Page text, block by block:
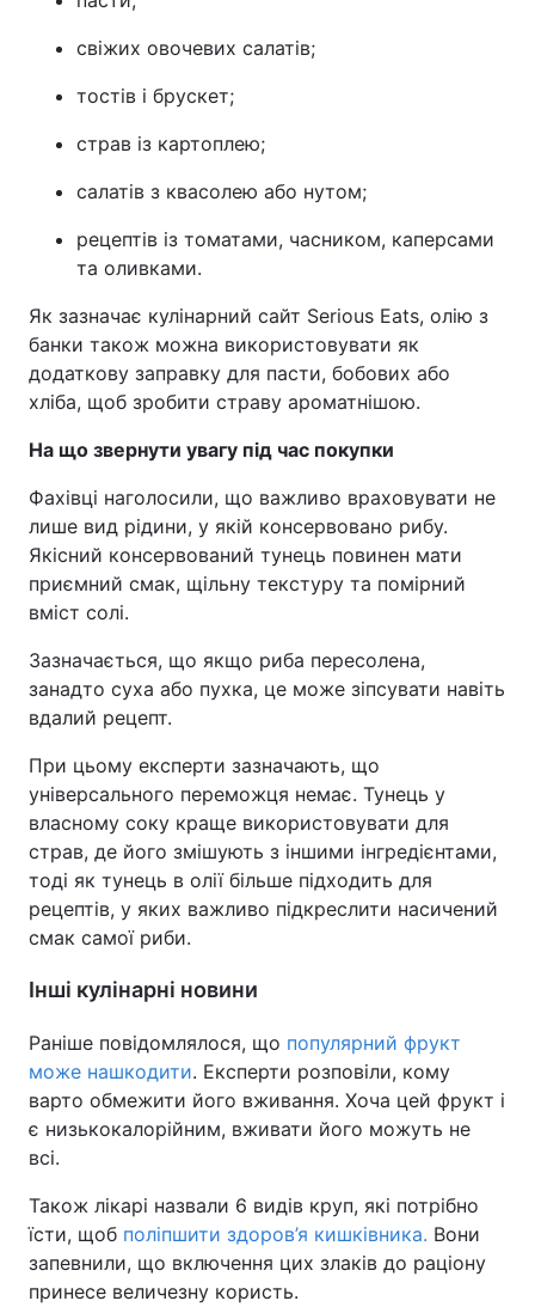
свіжих овочевих салатів;
тостів і брускет;
страв із картоплею;
салатів з квасолею або нутом;
рецептів із томатами, часником, каперсами
та оливками.
Як зазначає кулінарний сайт Serious Eats, олію з
банки також можна використовувати як
додаткову заправку для пасти, бобових або
хліба, щоб зробити страву ароматнішою.
На що звернути увагу під час покупки
Фахівці наголосили, що важливо враховувати не
лише вид рідини, у якій консервовано рибу.
Якісний консервований тунець повинен мати
приємний смак, щільну текстуру та помірний
вміст солі.
Зазначається, що якщо риба пересолена,
занадто суха або пухка, це може зіпсувати навіть
вдалий рецепт.
При цьому експерти зазначають, що
універсального переможця немає. Тунець у
власному соку краще використовувати для
страв, де його змішують з іншими інгредієнтами,
тоді як тунець в олії більше підходить для
рецептів, у яких важливо підкреслити насичений
смак самої риби.
Інші кулінарні новини
Раніше повідомлялося, що популярний фрукт
може нашкодити. Експерти розповіли, кому
варто обмежити його вживання. Хоча цей фрукт і
є низькокалорійним, вживати його можуть не
всі.
Також лікарі назвали 6 видів круп, які потрібно
їсти, щоб поліпшити здоров’я кишківника. Вони
запевнили, що включення цих злаків до раціону
принесе величезну користь.